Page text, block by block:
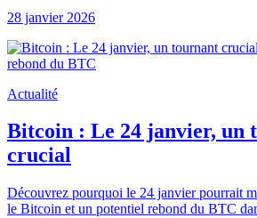
28 janvier 2026
Actualité
Bitcoin : Le 24 janvier, un
crucial
Découvrez pourquoi le 24 janvier pourrait
le Bitcoin et un potentiel rebond du BTC